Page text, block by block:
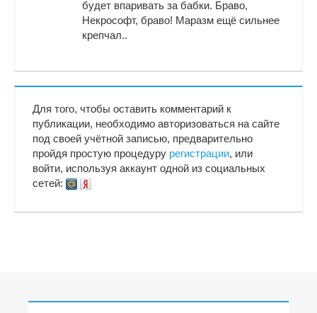
будет впаривать за бабки. Браво,
Некрософт, браво! Маразм ещё сильнее
крепчал..
Для того, чтобы оставить комментарий к
публикации, необходимо авторизоваться на сайте
под своей учётной записью, предварительно
пройдя простую процедуру регистрации, или
войти, используя аккаунт одной из социальных
сетей: